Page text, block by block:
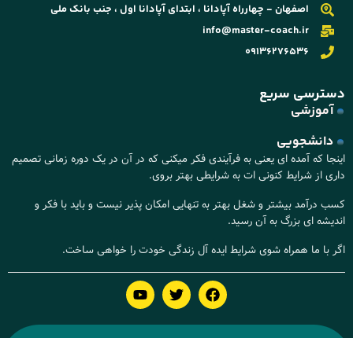
اصفهان - چهارراه آپادانا ، ابتدای آپادانا اول ، جنب بانک ملی
info@master-coach.ir
09136276536
دسترسی سریع
آموزشی
دانشجویی
اینجا که آمده ای یعنی به فرآیندی فکر میکنی که در آن در یک دوره زمانی تصمیم
داری از شرایط کنونی ات به شرایطی بهتر بروی.
کسب درآمد بیشتر و شغل بهتر به تنهایی امکان پذیر نیست و باید با فکر و
اندیشه ای بزرگ به آن رسید.
اگر با ما همراه شوی شرایط ایده آل زندگی خودت را خواهی ساخت.